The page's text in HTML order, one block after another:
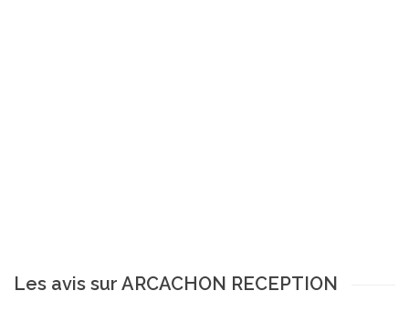
Les avis sur ARCACHON RECEPTION